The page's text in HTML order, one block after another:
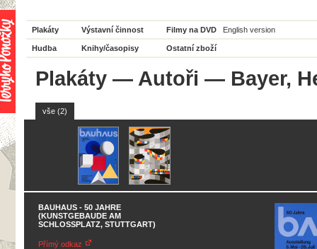
Plakáty Výstavní činnost Filmy na DVD English version
Hudba Knihy/časopisy Ostatní zboží
Plakáty — Autoři — Bayer,
vše (2)
BAUHAUS - 50 JAHRE
(KUNSTGEBAUDE AM
SCHLOSSPLATZ, STUTTGART)
Přímý odkaz